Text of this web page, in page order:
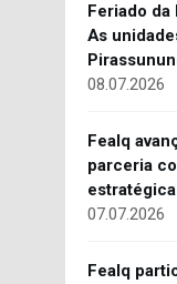
Feriado da
As
08.07.2026
Fealq
parceria
07.07.2026
Fealq